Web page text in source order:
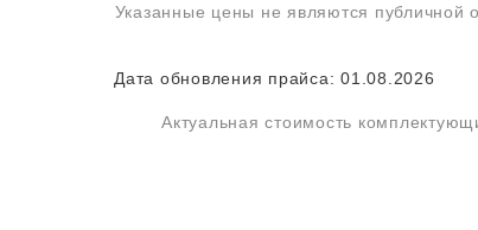
Указанные цены не являются публичной
Дата обновления прайса: 01.08.2026
Актуальная стоимость